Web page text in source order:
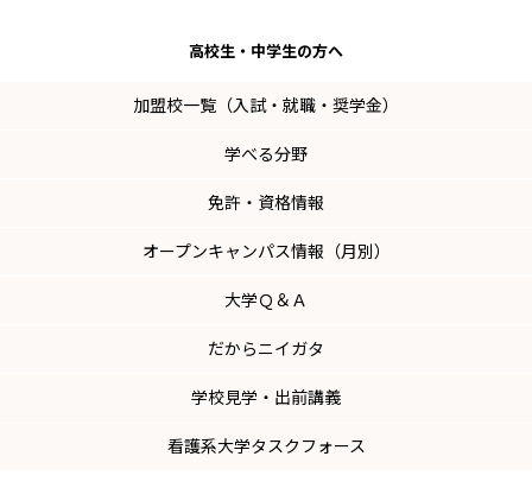
高校生・ 中学生の方へ
加盟校一覧（入試・就職・奨学金）
学べる分野
免許・資格情報
オープンキャンパス情報（月別）
大学Ｑ＆Ａ
だからニイガタ
学校見学・出前講義
看護系大学タスクフォース